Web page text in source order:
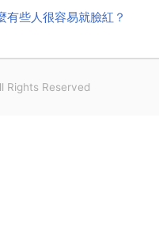
有些人很容易就臉紅？
Reserved